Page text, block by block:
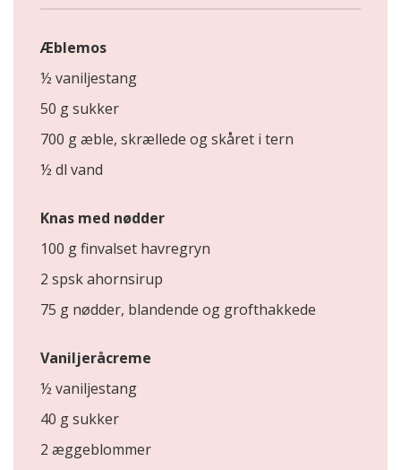
Æblemos
½ vaniljestang
50 g sukker
700 g æble, skrællede og skåret i tern
½ dl vand
Knas med nødder
100 g finvalset havregryn
2 spsk ahornsirup
75 g nødder, blandende og grofthakkede
Vaniljeråcreme
½ vaniljestang
40 g sukker
2 æggeblommer